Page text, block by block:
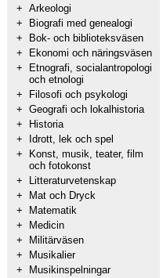
+ Arkeologi
+
Biografi med genealogi
+
Bok- och biblioteksväsen
+
Ekonomi och näringsväsen
+
Etnografi, socialantropologi
och etnologi
+
Filosofi och psykologi
+ Geografi och lokalhistoria
+
Historia
+
Idrott, lek och spel
+
Konst, musik, teater, film
och fotokonst
+
Litteraturvetenskap
+
Mat och Dryck
+
Matematik
+
Medicin
+
Militärväsen
+
Musikalier
+
Musikinspelningar